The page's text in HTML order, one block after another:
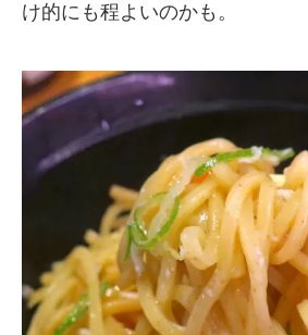
け的にも程よいのかも。